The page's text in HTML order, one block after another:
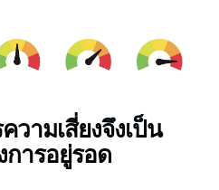
วามเสี่ยงจึงเป็น
ารอยู่รอด